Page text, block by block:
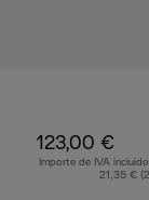
123,00 €
Importe de IVA
21,35 €